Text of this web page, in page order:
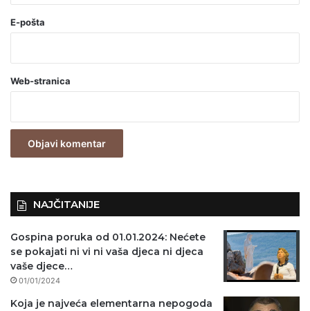
o
a
v
z
E-pošta
Web-stranica
NAJČITANIJE
Gospina poruka od 01.01.2024: Nećete
se pokajati ni vi ni vaša djeca ni djeca
vaše djece…
01/01/2024
Koja je najveća elementarna nepogoda